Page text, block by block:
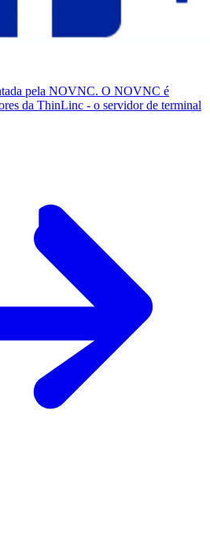
pela NOVNC. O NOVNC é
da ThinLinc - o servidor de terminal